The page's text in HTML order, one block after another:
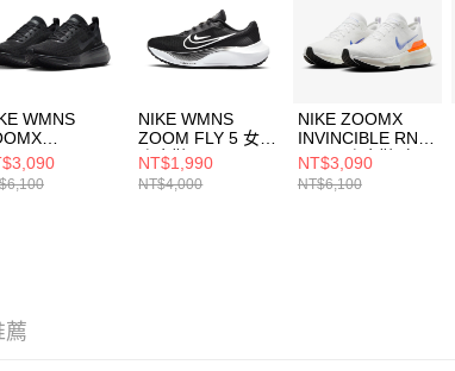
WMNS
RUN
3 女 跑步鞋
NIKE WMNS
ZOOM FLY 5 女
跑步鞋
DM8974001
NT$1,990
NT$4,000
NIKE ZOOMX
INVINCIBLE RN 3
FP 男 跑步鞋 白
HJ6653900
NT$3,090
NT$6,100
薦